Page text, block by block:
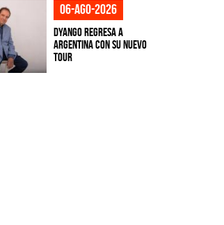
06-ago-2026
Dyango regresa a
Argentina con su nuevo
tour